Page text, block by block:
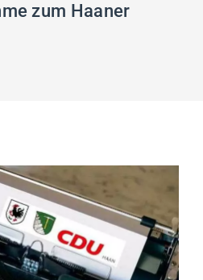
zum Haaner